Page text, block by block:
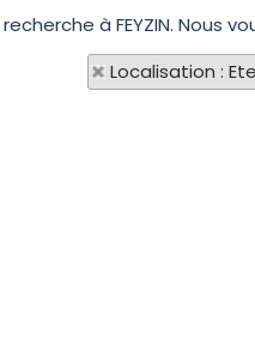
à FEYZIN. Nous
Localisation :